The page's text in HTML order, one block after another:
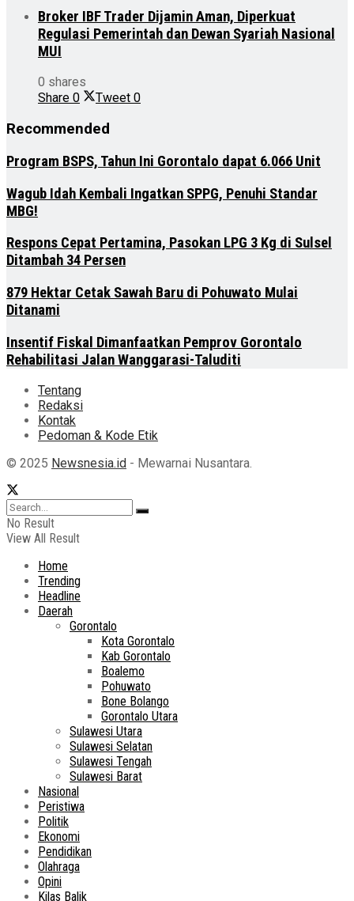
Broker IBF Trader Dijamin Aman, Diperkuat
Regulasi Pemerintah dan Dewan Syariah Nasional
MUI
0 shares
Share 0 Tweet 0
Recommended
Program BSPS, Tahun Ini Gorontalo dapat 6.066 Unit
Wagub Idah Kembali Ingatkan SPPG, Penuhi Standar
MBG!
Respons Cepat Pertamina, Pasokan LPG 3 Kg di Sulsel
Ditambah 34 Persen
879 Hektar Cetak Sawah Baru di Pohuwato Mulai
Ditanami
Insentif Fiskal Dimanfaatkan Pemprov Gorontalo
Rehabilitasi Jalan Wanggarasi-Taluditi
Tentang
Redaksi
Kontak
Pedoman & Kode Etik
© 2025 Newsnesia.id - Mewarnai Nusantara.
No Result
View All Result
Home
Trending
Headline
Daerah
Gorontalo
Kota Gorontalo
Kab Gorontalo
Boalemo
Pohuwato
Bone Bolango
Gorontalo Utara
Sulawesi Utara
Sulawesi Selatan
Sulawesi Tengah
Sulawesi Barat
Nasional
Peristiwa
Politik
Ekonomi
Pendidikan
Olahraga
Opini
Kilas Balik